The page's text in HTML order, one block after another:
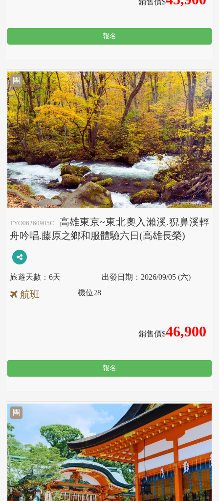
銷售價$
報名
團
TYO06260905C
高雄東京~東北奧入瀨溪.猊鼻溪輕
舟吟唱.藤原之鄉和服體驗六日(高雄長榮)
6天 2026/09/05 (六)
航班
銷售價$46,900
機位28
報名
團